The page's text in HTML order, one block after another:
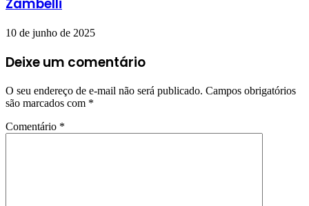
Zambelli
10 de junho de 2025
Deixe um comentário
O seu endereço de e-mail não será publicado. Campos obrigatórios
são marcados com *
Comentário *